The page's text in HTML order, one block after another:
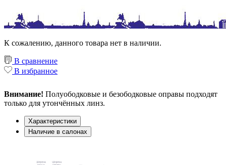
К сожалению, данного товара нет в наличии.
В сравнение
В избранное
Внимание! Полуободковые и безободковые оправы подходят
только для утончённых линз.
Характеристики
Наличие в салонах